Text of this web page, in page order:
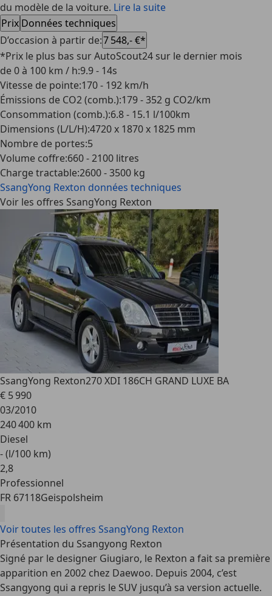
du modèle de la voiture. Lire la suite
Prix Données techniques
D’occasion à partir de:7 548,- €*
*Prix le plus bas sur AutoScout24 sur le dernier mois
de 0 à 100 km / h:9.9 - 14s
Vitesse de pointe:170 - 192 km/h
Émissions de CO2 (comb.):179 - 352 g CO2/km
Consommation (comb.):6.8 - 15.1 l/100km
Dimensions (L/L/H):4720 x 1870 x 1825 mm
Nombre de portes:5
Volume coffre:660 - 2100 litres
Charge tractable:2600 - 3500 kg
SsangYong Rexton données techniques
Voir les offres SsangYong Rexton
SsangYong Rexton270 XDI 186CH GRAND LUXE BA
€ 5 990
03/2010
240 400 km
Diesel
- (l/100 km)
2,8
Professionnel
FR 67118Geispolsheim
Voir toutes les offres SsangYong Rexton
Présentation du Ssangyong Rexton
Signé par le designer Giugiaro, le Rexton a fait sa première
apparition en 2002 chez Daewoo. Depuis 2004, c’est
Ssangyong qui a repris le SUV jusqu’à sa version actuelle.